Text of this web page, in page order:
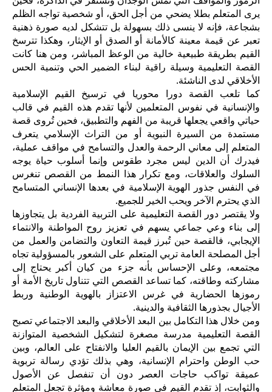
يرى المتعلم بطلا يضحي من أجل الحق، أو شخصية تواجه الظلم
بشجاعة، فإنه لا ينسى ذلك بسهولة بل تتشكل لديه صورة ذهنية
تعبر عن قيمة معينة كالأمانة أو الصدق أو الإيثار، وهكذا تترسخ
القيم بطريقة طبيعية خالية من الوعظ المباشر، ومن هنا كانت
القصة التعليمية وسيلة راقية لبناء الضمير الحي وتنمية الحس
الأخلاقي لدى الناشئة.
كما تلعب القصة دورا محوريا في ترسيخ القيم الإسلامية
والإنسانية في نفوس المتعلمين لأنها تقدم هذه القيم في قالب
حياتي واقعي يجعلها قريبة من الفهم والتطبيق، فحين تُروى قصة
مستمدة من السيرة النبوية أو من التراث الإسلامي يتعرف
المتعلم إلى معاني الرحمة والعدل والتسامح في مواقف عملية،
فيدرك أن الدين ليس مجرد طقوس وإنما أسلوب حياة يوجه
السلوك والعلاقات، ومع تكرار هذا النمط من القصص تنغرس
في النفس جذور الهوية الإسلامية في بعدها الإنساني المتسامح
الذي يحترم الآخر ويحب الخير للجميع.
ولا يقتصر دور القصة التعليمية على التربية الفردية بل يتجاوزها
إلى بناء وعي جماعي يسهم في تعزيز روح المواطنة والانتماء
الإيجابي، فالقصة حين تُبرز قيمة التعاون والتضامن والعمل من
أجل المصلحة العامة تربي المتعلم على الشعور بالمسؤولية تجاه
مجتمعه، وعلى الإحساس بأنه جزء من كيان أكبر يحتاج إلى
مشاركته وطاقته، كما تساعد القصص التي تتناول تاريخ الأمة أو
رموزها الحضارية في غرس الاعتزاز بالهوية الوطنية وربط
الأجيال بجذورها الثقافية والدينية.
ومن خلال هذا التكامل بين البعد الأخلاقي والبعد الاجتماعي تصبح
القصة التعليمية مدرسة مصغرة لتشكيل الشخصية المتوازنة
التي تجمع بين الإيمان بالقيم العليا والانفتاح على العالم، وبين
حب الوطن واحترام الإنسانية، وهي بذلك تؤدي رسالة تربوية
عميقة تواكب حاجات العصر دون أن تنفصل عن الأصول
والثوابت، إذ تقدم القيم في صورة معاشة ومؤثرة تجعل المتعلم